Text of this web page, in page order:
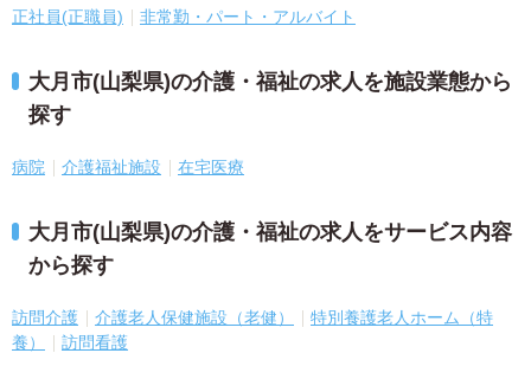
正社員(正職員) 非常勤・パート・アルバイト
大月市(山梨県)の介護・福祉の求人を施設業態から
探す
病院 介護福祉施設 在宅医療
大月市(山梨県)の介護・福祉の求人をサービス内容
から探す
訪問介護 介護老人保健施設（老健）
特別養護老人ホーム（特
養）
訪問看護